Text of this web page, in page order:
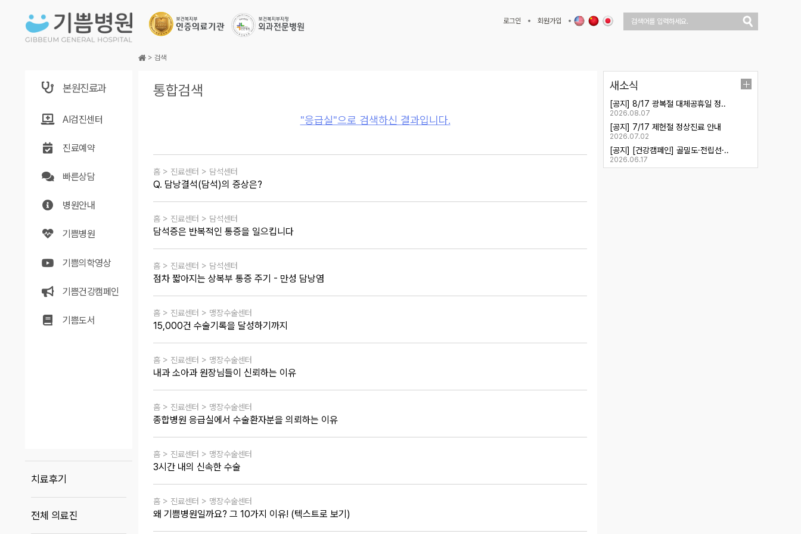
로그인 회원가입
본원진료과
AI검진센터
진료예약
빠른상담
병원안내
기쁨병원
기쁨의학영상
기쁨건강캠페인
기쁨도서
치료후기
전체 의료진
> 검색
통합검색
"응급실"으로 검색하신 결과입니다.
홈 > 진료센터 > 담석센터
Q. 담낭결석(담석)의 증상은?
홈 > 진료센터 > 담석센터
담석증은 반복적인 통증을 일으킵니다
홈 > 진료센터 > 담석센터
점차 짧아지는 상복부 통증 주기 - 만성 담낭염
홈 > 진료센터 > 맹장수술센터
15,000건 수술기록을 달성하기까지
홈 > 진료센터 > 맹장수술센터
내과 소아과 원장님들이 신뢰하는 이유
홈 > 진료센터 > 맹장수술센터
종합병원 응급실에서 수술환자분을 의뢰하는 이유
홈 > 진료센터 > 맹장수술센터
3시간 내의 신속한 수술
홈 > 진료센터 > 맹장수술센터
왜 기쁨병원일까요? 그 10가지 이유! (텍스트로 보기)
새소식
[공지] 8/17 광복절 대체공휴일 정..
2026.08.07
[공지] 7/17 제헌절 정상진료 안내
2026.07.02
[공지] [건강캠페인] 골밀도·전립선·..
2026.06.17